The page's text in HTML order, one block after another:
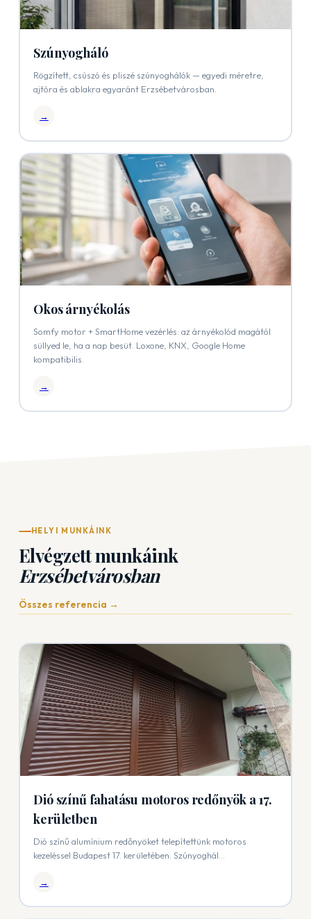
Szúnyogháló
Rögzített, csúszó és pliszé szúnyoghálók — egyedi méretre,
ajtóra és ablakra egyaránt Erzsébetvárosban.
→
Okos árnyékolás
Somfy motor + SmartHome vezérlés: az árnyékolód magától
süllyed le, ha a nap besüt. Loxone, KNX, Google Home
kompatibilis.
→
HELYI MUNKÁINK
Elvégzett munkáink
Erzsébetvárosban
Összes referencia →
Dió színű fahatásu motoros redőnyök a 17.
kerületben
Dió színű alumínium redőnyöket telepítettünk motoros
kezeléssel Budapest 17. kerületében. Szúnyoghál...
→